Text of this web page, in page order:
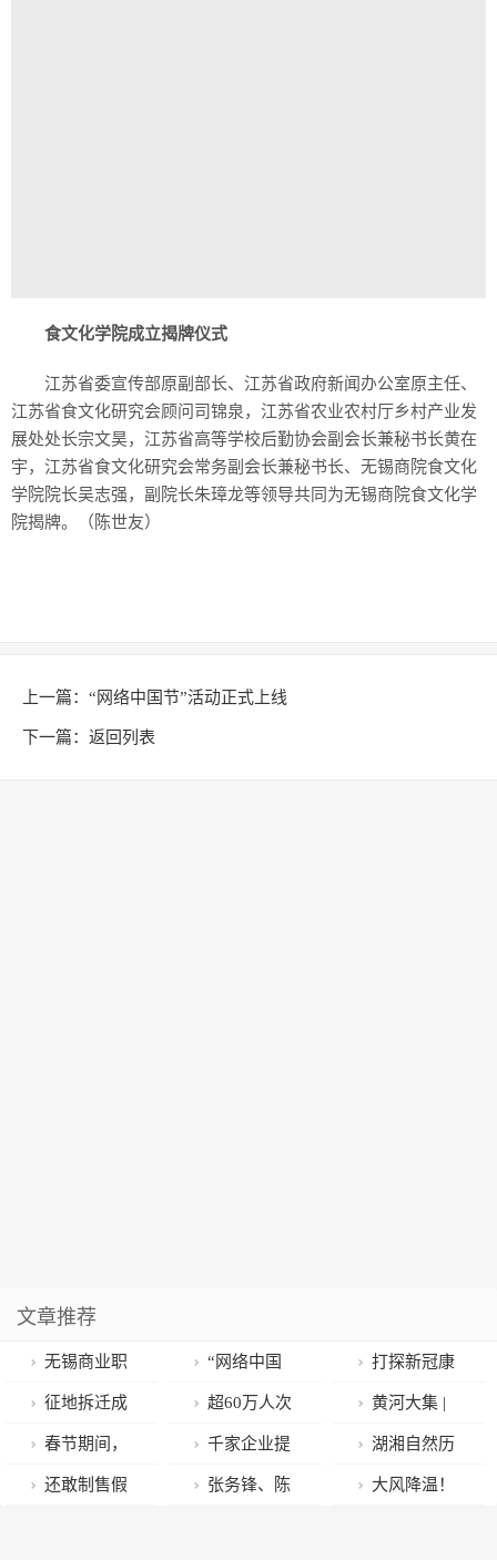
食文化学院成立揭牌仪式
江苏省委宣传部原副部长、江苏省政府新闻办公室原主任、
江苏省食文化研究会顾问司锦泉，江苏省农业农村厅乡村产业发
展处处长宗文昊，江苏省高等学校后勤协会副会长兼秘书长黄在
宇，江苏省食文化研究会常务副会长兼秘书长、无锡商院食文化
学院院长吴志强，副院长朱璋龙等领导共同为无锡商院食文化学
院揭牌。（陈世友）
上一篇： “网络中国节”活动正式上线
下一篇： 返回列表
文章推荐
无锡商业职
业技术学院与
江苏食文化研
究会共建食文
“网络中国
节”活动正式上
线
打探新冠康
复门诊，总感
觉呼吸不畅怎
么办？快试试
征地拆迁成
“唐僧肉” 四川
达州市征地事
超60万人次
受惠！关爱桂
城力量注入社
黄河大集 |
开元街道带您
逛年货大集 品
春节期间，
烟台将开展丰
千家企业提
供两万岗位 湖
湖湘自然历
丨郴州风物⑱
还敢制售假 张务锋、陈 大风降温！